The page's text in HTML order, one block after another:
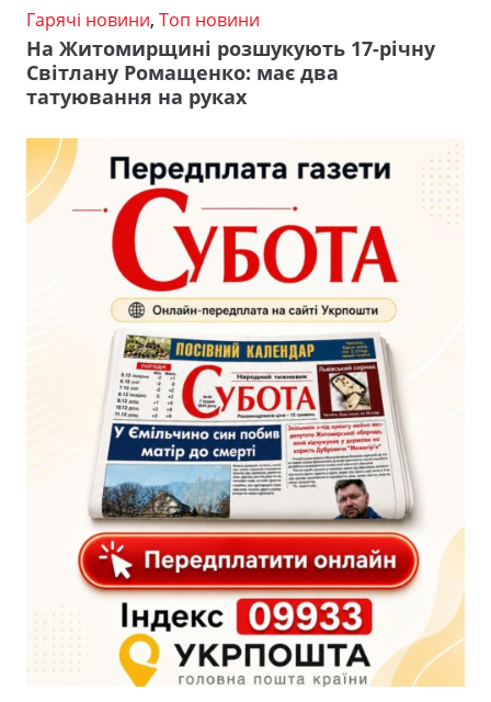
Гарячі новини, Топ новини
На Житомирщині розшукують 17-річну
Світлану Ромащенко: має два
татуювання на руках